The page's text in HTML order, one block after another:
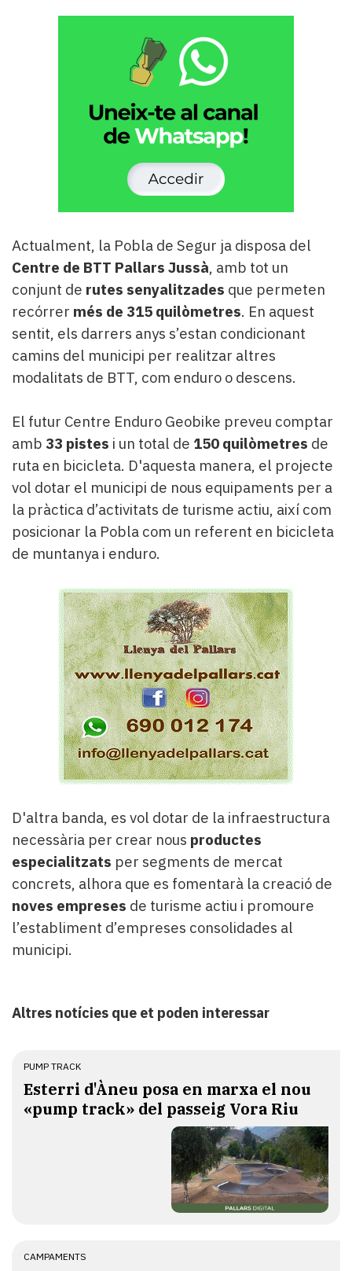
Actualment, la Pobla de Segur ja disposa del
Centre de BTT Pallars Jussà, amb tot un
conjunt de rutes senyalitzades que permeten
recórrer més de 315 quilòmetres. En aquest
sentit, els darrers anys s’estan condicionant
camins del municipi per realitzar altres
modalitats de BTT, com enduro o descens.
El futur Centre Enduro Geobike preveu comptar
amb 33 pistes i un total de 150 quilòmetres de
ruta en bicicleta. D'aquesta manera, el projecte
vol dotar el municipi de nous equipaments per a
la pràctica d’activitats de turisme actiu, així com
posicionar la Pobla com un referent en bicicleta
de muntanya i enduro.
D'altra banda, es vol dotar de la infraestructura
necessària per crear nous productes
especialitzats per segments de mercat
concrets, alhora que es fomentarà la creació de
noves empreses de turisme actiu i promoure
l’establiment d’empreses consolidades al
municipi.
Altres notícies que et poden interessar
PUMP TRACK
Esterri d'Àneu posa en marxa el nou
«pump track» del passeig Vora Riu
CAMPAMENTS